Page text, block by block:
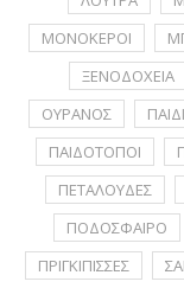
ΜΟΝΟΚΕΡΟΙ
ΞΕΝΟΔΟΧΕΙΑ
ΟΥΡΑΝΟΣ
ΠΑΙΔΟΤΟΠΟΙ
ΠΕΤΑΛΟΥΔΕΣ
ΠΟΔΟΣΦΑΙΡΟ
ΠΡΙΓΚΙΠΙΣΣΕΣ